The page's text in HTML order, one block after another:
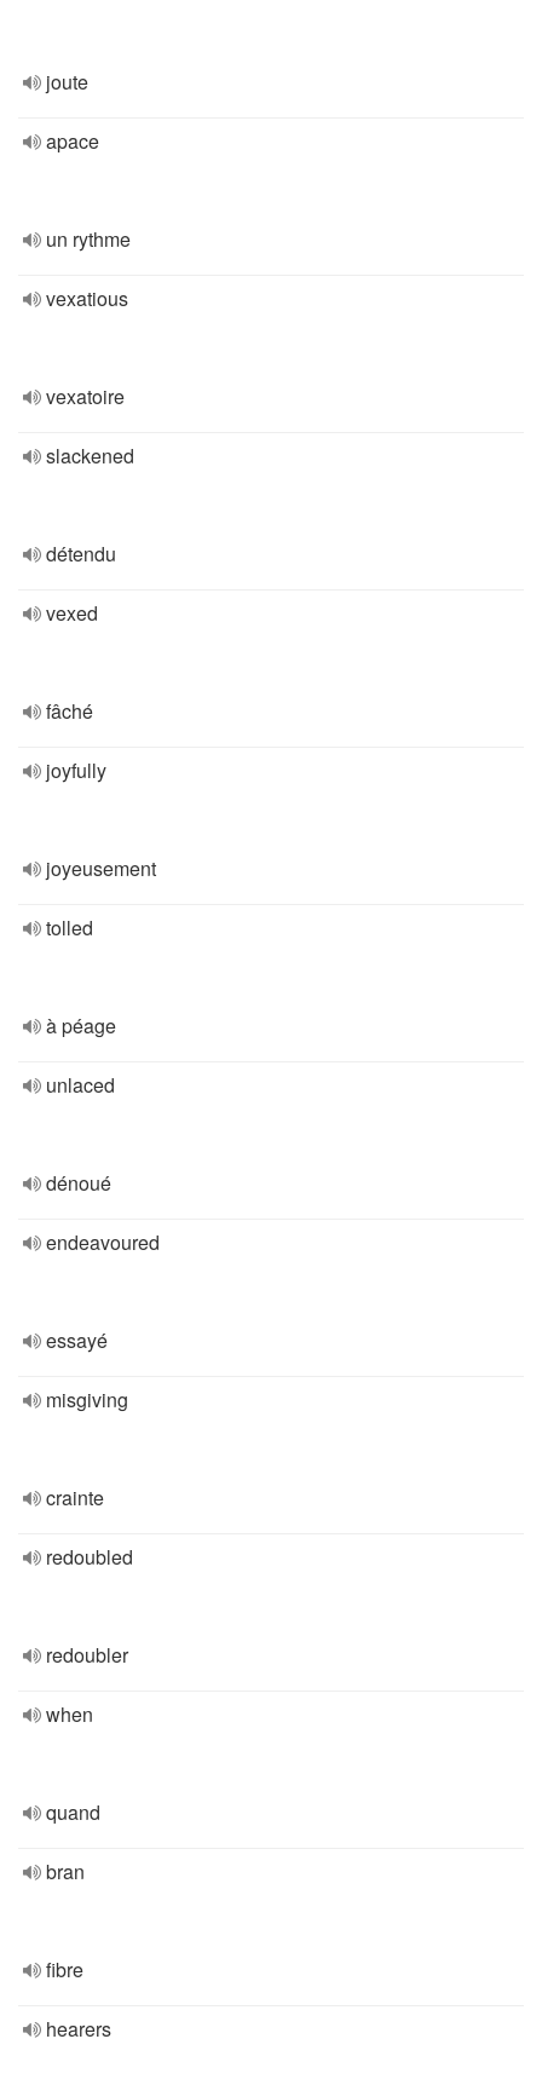
joute
apace
un rythme
vexatious
vexatoire
slackened
détendu
vexed
fâché
joyfully
joyeusement
tolled
à péage
unlaced
dénoué
endeavoured
essayé
misgiving
crainte
redoubled
redoubler
when
quand
bran
fibre
hearers